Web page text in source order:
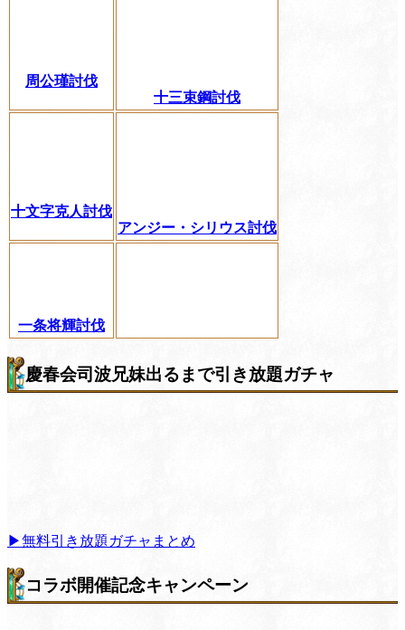
周公瑾討伐
十三束鋼討伐
十文字克人討伐
アンジー・シリウス討伐
一条将輝討伐
慶春会司波兄妹出るまで引き放題ガチャ
▶無料引き放題ガチャまとめ
コラボ開催記念キャンペーン